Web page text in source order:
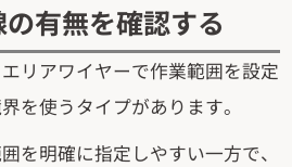
有無を確認する
リアワイヤーで作業範囲を設定
を使うタイプがあります。
を明確に指定しやすい一方で、